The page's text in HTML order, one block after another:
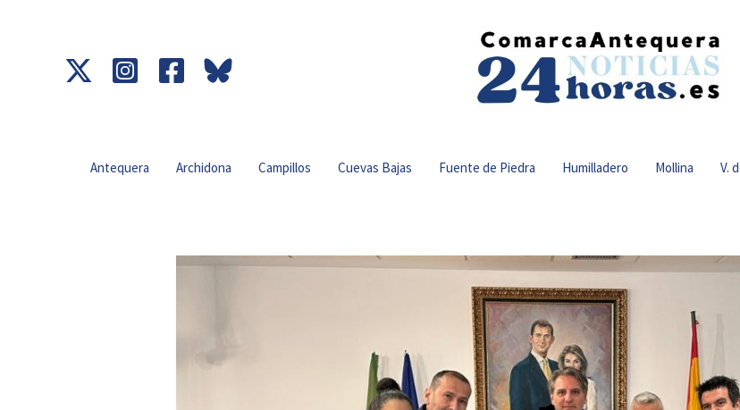
Antequera Archidona Campillos Cuevas Bajas Fuente de Piedra Humilladero Mollina V.